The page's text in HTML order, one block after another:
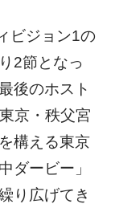
ビジョン1の
2節となっ
後のホスト
京・秩父宮
構える東京
ダービー」
り広げてき